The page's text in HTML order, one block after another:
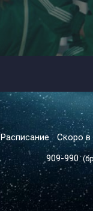
Расписание Скоро в
909-990